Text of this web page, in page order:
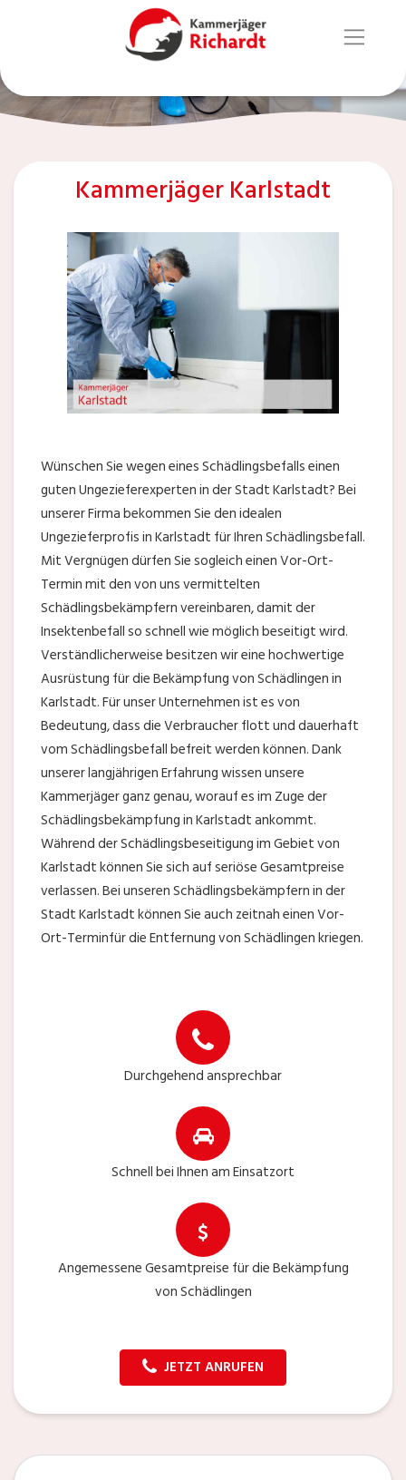
Kammerjäger Karlstadt
Wünschen Sie wegen eines Schädlingsbefalls einen
guten Ungezieferexperten in der Stadt Karlstadt? Bei
unserer Firma bekommen Sie den idealen
Ungezieferprofis in Karlstadt für Ihren Schädlingsbefall.
Mit Vergnügen dürfen Sie sogleich einen Vor-Ort-
Termin mit den von uns vermittelten
Schädlingsbekämpfern vereinbaren, damit der
Insektenbefall so schnell wie möglich beseitigt wird.
Verständlicherweise besitzen wir eine hochwertige
Ausrüstung für die Bekämpfung von Schädlingen in
Karlstadt. Für unser Unternehmen ist es von
Bedeutung, dass die Verbraucher flott und dauerhaft
vom Schädlingsbefall befreit werden können. Dank
unserer langjährigen Erfahrung wissen unsere
Kammerjäger ganz genau, worauf es im Zuge der
Schädlingsbekämpfung in Karlstadt ankommt.
Während der Schädlingsbeseitigung im Gebiet von
Karlstadt können Sie sich auf seriöse Gesamtpreise
verlassen. Bei unseren Schädlingsbekämpfern in der
Stadt Karlstadt können Sie auch zeitnah einen Vor-
Ort-Terminfür die Entfernung von Schädlingen kriegen.
Durchgehend ansprechbar
Schnell bei Ihnen am Einsatzort
Angemessene Gesamtpreise für die Bekämpfung
von Schädlingen
JETZT ANRUFEN